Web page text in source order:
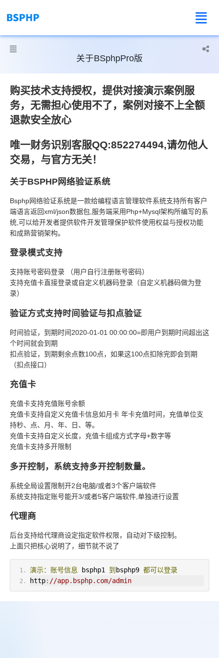

 
关于BSphpPro版
购买技术支持授权，提供对接演示案例服
务，无需担心使用不了，案例对接不上全额
退款安全放心
唯一财务识别客服QQ:852274494,请勿他人
交易，与官方无关！
关于BSPHP网络验证系统
Bsphp网络验证系统是一款给编程语言管理软件系统支持所有客户
端语言返回xml/json数据包,服务端采用Php+Mysql架构所编写的系
统,可以给开发者提供软件开发管理保护软件使用权益与授权功能
和成熟营销架构。
登录模式支持
支持账号密码登录 （用户自行注册账号密码）
支持充值卡直接登录或自定义机器码登录（自定义机器码做为登
录）
验证方式支持时间验证与扣点验证
时间验证，到期时间2020-01-01 00:00:00=即用户到期时间超出这
个时间就会到期
扣点验证，到期剩余点数100点，如果这100点扣除完即会到期
（扣点接口）
充值卡
充值卡支持充值账号余额
充值卡支持自定义充值卡信息如月卡 年卡充值时间，充值单位支
持秒、点、月、年、日、等。
充值卡支持自定义长度，充值卡组成方式字母+数字等
充值卡支持多开限制
多开控制，系统支持多开控制数量。
系统全局设置限制开2台电脑/或者3个客户端软件
系统支持指定账号能开3/或者5客户端软件,单独进行设置
代理商
后台支持给代理商设定指定软件权限，自动对下级控制。
上面只把核心说明了，细节就不说了
演示：账号信息 bsphp1 到 bsphp9 都可以登录
http: //app.bsphp.com/admin